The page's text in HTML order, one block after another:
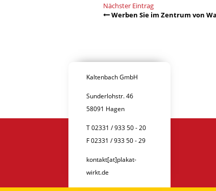
Nächster Eintrag
Werben Sie im Zentrum von
Kaltenbach GmbH
Sunderlohstr. 46
58091 Hagen
T 02331 / 933 50 - 20
F 02331 / 933 50 - 29
kontakt[at]plakat-
wirkt.de